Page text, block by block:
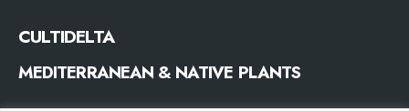
CULTIDELTA
MEDITERRANEAN & NATIVE PLANTS